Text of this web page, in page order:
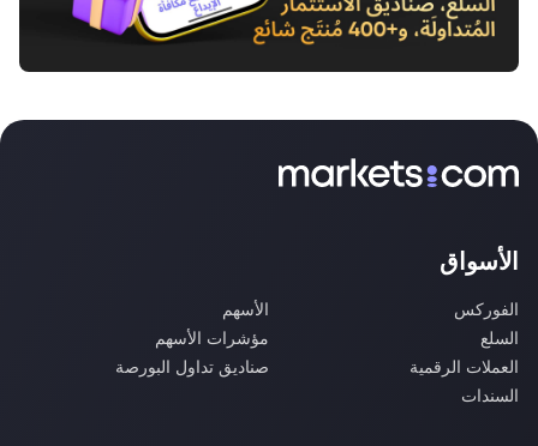
الأسواق
الفوركس
الأسهم
السلع
مؤشرات الأسهم
العملات الرقمية
صناديق تداول البورصة
السندات